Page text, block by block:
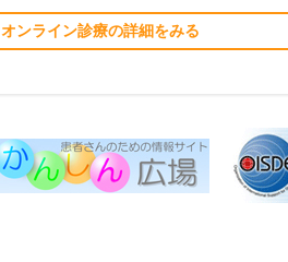
オンライン診療の詳細をみる